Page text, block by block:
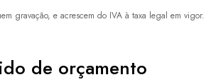
gravação, e acrescem do IVA à taxa legal em vigor.
de orçamento